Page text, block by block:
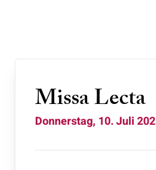
Missa Lecta
Donnerstag, 10. Juli